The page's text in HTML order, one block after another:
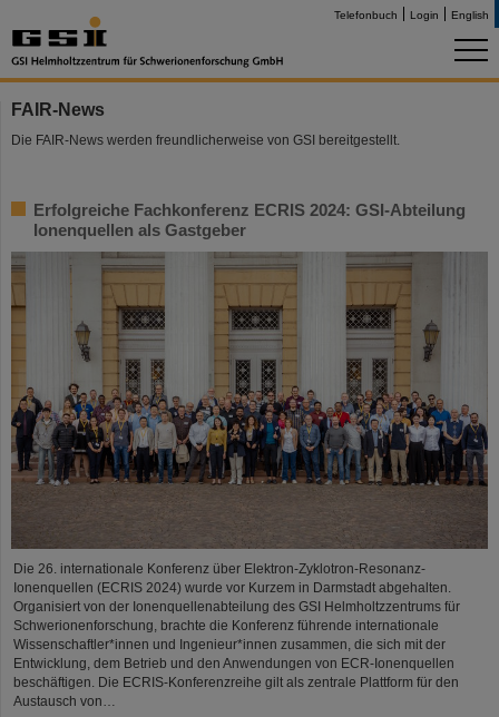
Telefonbuch Login English
FAIR-News
Die FAIR-News werden freundlicherweise von GSI bereitgestellt.
Erfolgreiche Fachkonferenz ECRIS 2024: GSI-Abteilung
Ionenquellen als Gastgeber
Die 26. internationale Konferenz über Elektron-Zyklotron-Resonanz-
Ionenquellen (ECRIS 2024) wurde vor Kurzem in Darmstadt abgehalten.
Organisiert von der Ionenquellenabteilung des GSI Helmholtzzentrums für
Schwerionenforschung, brachte die Konferenz führende internationale
Wissenschaftler*innen und Ingenieur*innen zusammen, die sich mit der
Entwicklung, dem Betrieb und den Anwendungen von ECR-Ionenquellen
beschäftigen. Die ECRIS-Konferenzreihe gilt als zentrale Plattform für den
Austausch von…